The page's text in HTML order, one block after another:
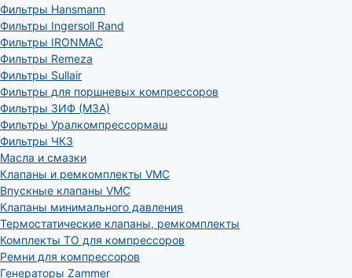
Фильтры Hansmann
Фильтры Ingersoll Rand
Фильтры IRONMAC
Фильтры Remeza
Фильтры Sullair
Фильтры для поршневых компрессоров
Фильтры ЗИФ (МЗА)
Фильтры Уралкомпрессормаш
Фильтры ЧКЗ
Масла и смазки
Клапаны и ремкомплекты VMC
Впускные клапаны VMC
Клапаны минимального давления
Термостатические клапаны, ремкомплекты
Комплекты ТО для компрессоров
Ремни для компрессоров
Генераторы Zammer